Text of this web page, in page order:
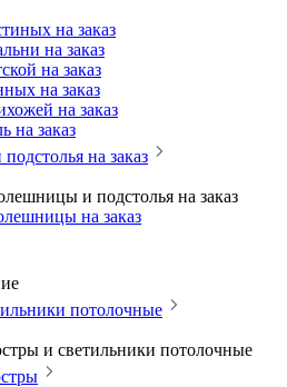
на заказ
на заказ
на заказ
на заказ
на заказ
на заказ
на заказ
и подстолья на заказ
на заказ
потолочные
и светильники потолочные